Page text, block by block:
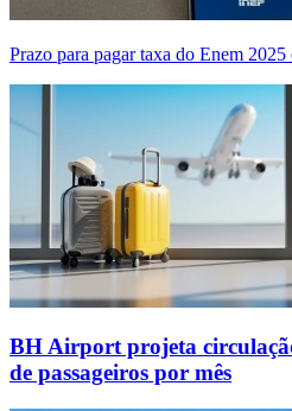
Prazo para pagar taxa do Enem
BH Airport projeta
de passageiros por mês